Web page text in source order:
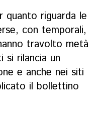
quanto riguarda le
con temporali,
travolto metà
si rilancia un
e anche nei siti
il bollettino